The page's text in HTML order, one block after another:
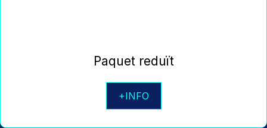
Paquet reduït
+INFO